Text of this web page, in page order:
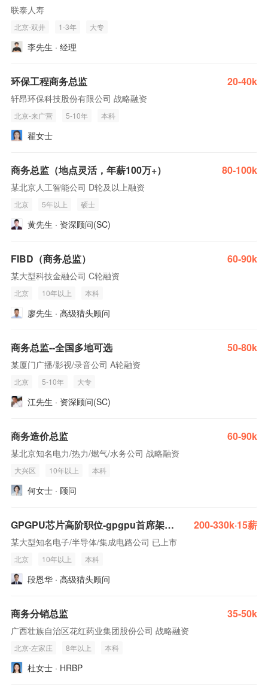
联泰人寿
北京-双井 1-3年 大专
李先生 · 经理
环保工程商务总监 20-40k
轩昂环保科技股份有限公司 战略融资
北京-来广营 5-10年 本科
翟女士
商务总监（地点灵活，年薪100万+） 80-100k
某北京人工智能公司 D轮及以上融资
北京 5年以上 硕士
黄先生 · 资深顾问(SC)
FIBD（商务总监） 60-90k
某大型科技金融公司 C轮融资
北京 10年以上 本科
廖先生 · 高级猎头顾问
商务总监--全国多地可选 50-80k
某厦门广播/影视/录音公司 A轮融资
北京 5-10年 大专
江先生 · 资深顾问(SC)
商务造价总监 60-90k
某北京知名电力/热力/燃气/水务公司 战略融资
大兴区 10年以上 本科
何女士 · 顾问
GPGPU芯片高阶职位-gpgpu首席架构/core总监/总架构负责人/首席科学家/运营商务CXO/ESL-北上深香 200-330k·15薪
某大型知名电子/半导体/集成电路公司 已上市
北京 10年以上 本科
段恩华 · 高级猎头顾问
商务分销总监 35-50k
广西壮族自治区花红药业集团股份公司 战略融资
北京-左家庄 8年以上 本科
杜女士 · HRBP